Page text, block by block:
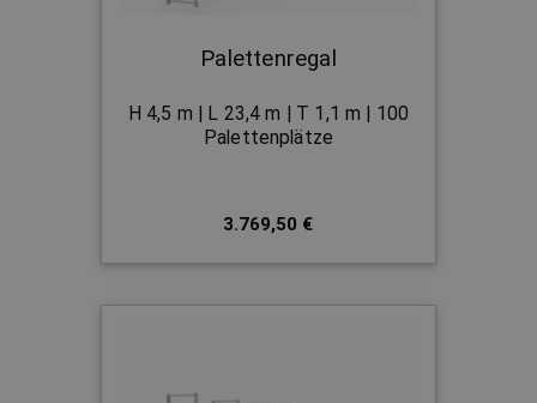
Palettenregal
H 4,5 m | L 23,4 m | T 1,1 m | 100
Palettenplätze
3.769,50 €